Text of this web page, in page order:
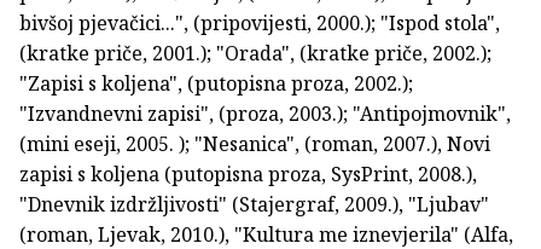
bivšoj pjevačici...", (pripovijesti, 2000.); "Ispod stola",
(kratke priče, 2001.); "Orada", (kratke priče, 2002.);
"Zapisi s koljena", (putopisna proza, 2002.);
"Izvandnevni zapisi", (proza, 2003.); "Antipojmovnik",
(mini eseji, 2005. ); "Nesanica", (roman, 2007.), Novi
zapisi s koljena (putopisna proza, SysPrint, 2008.),
"Dnevnik izdržljivosti" (Stajergraf, 2009.), "Ljubav"
(roman, Ljevak, 2010.), "Kultura me iznevjerila" (Alfa,